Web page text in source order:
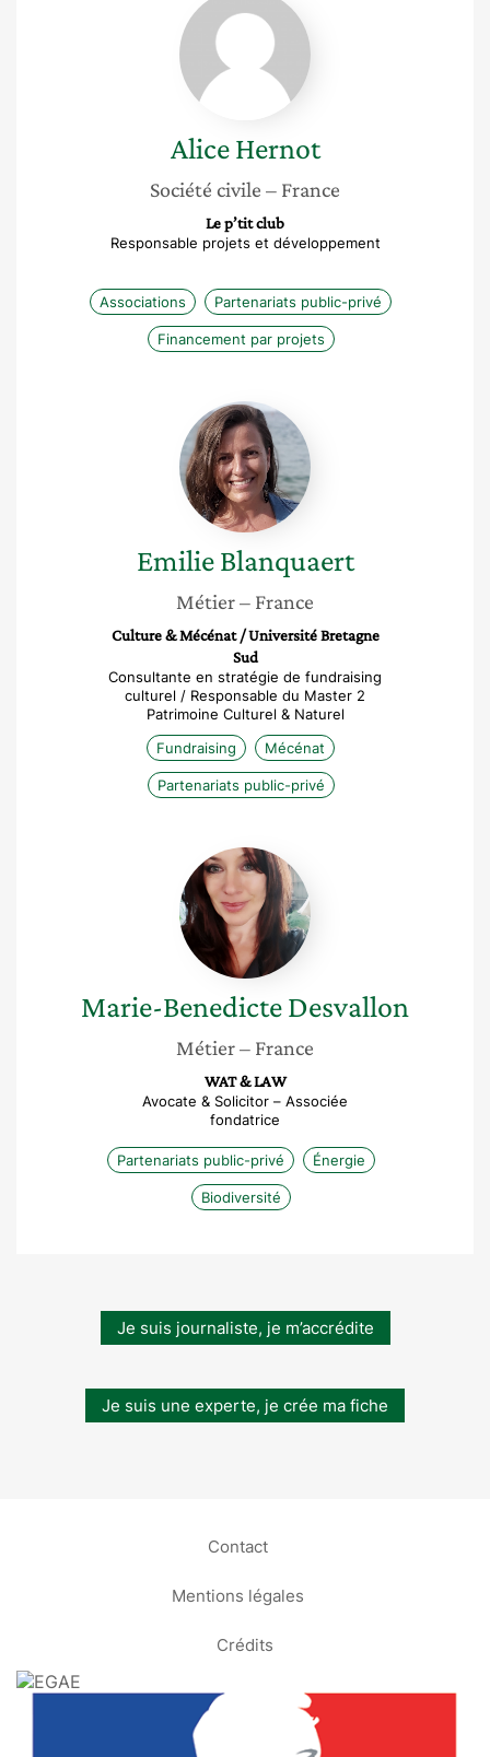
Hernot
Alice Hernot
Société civile – France
Le p’tit club
Responsable projets et développement
Associations Partenariats public-privé
Financement par projets
Emilie
Blanquaert
Emilie Blanquaert
Métier– France
Culture & Mécénat / Université Bretagne
Sud
Consultante en stratégie de fundraising
culturel / Responsable du Master 2
Patrimoine Culturel & Naturel
Fundraising
Mécénat
Partenariats public-privé
Marie-
Benedicte
Desvallon
Marie-BenedicteDesvallon
Métier– France
WAT & LAW
Avocate & Solicitor – Associée
fondatrice
Partenariats public-privé Énergie
Biodiversité
Je suis journaliste, je m’accrédite
Je suis une experte, je crée ma fiche
Contact
Mentions légales
Crédits